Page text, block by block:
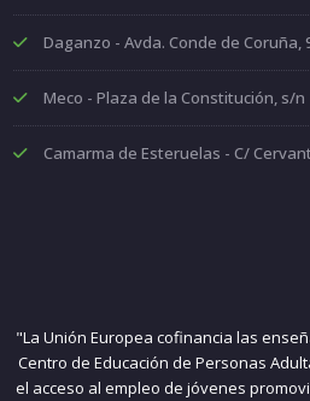
Daganzo - Avda. Conde de Coruña,
Meco - Plaza de la Constitución, s/n
Camarma de Esteruelas - C/
"La Unión Europea cofinancia las
Centro de Educación de Personas
el acceso al empleo de jóvenes